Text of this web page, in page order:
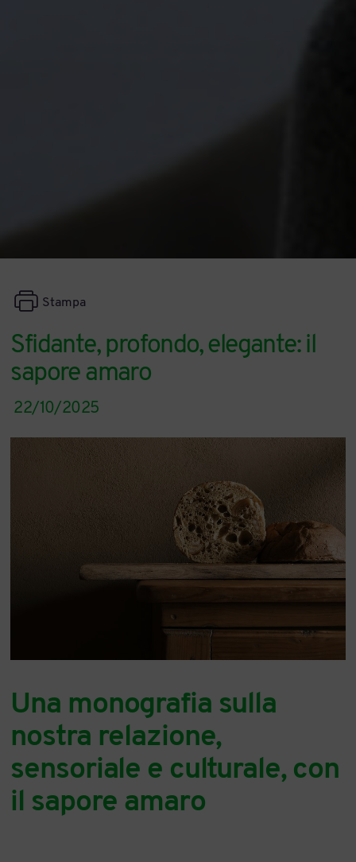
Sfidante, profondo, elegante: il
sapore amaro
Stampa
22/10/2025
Una monografia sulla
nostra relazione,
sensoriale e culturale, con
il sapore amaro